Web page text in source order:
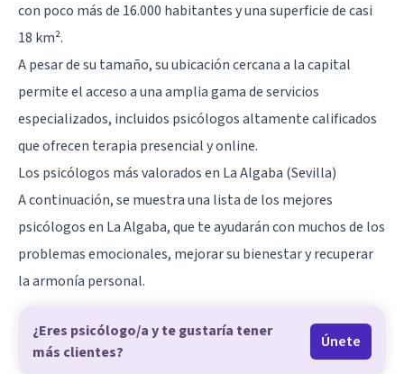
con poco más de 16.000 habitantes y una superficie de casi
18 km².
A pesar de su tamaño, su ubicación cercana a la capital
permite el acceso a una amplia gama de servicios
especializados, incluidos psicólogos altamente calificados
que ofrecen terapia presencial y online.
Los psicólogos más valorados en La Algaba (Sevilla)
A continuación, se muestra una lista de los mejores
psicólogos en La Algaba, que te ayudarán con muchos de los
problemas emocionales, mejorar su bienestar y recuperar
la armonía personal.
¿Eres psicólogo/a y te gustaría tener
más clientes?
Únete